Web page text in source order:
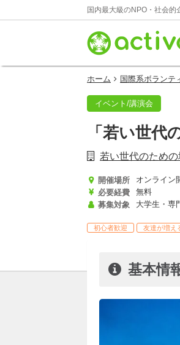
国内最大級のNPO・社会的
ホーム 国際系ボランテ
イベント/講演会
「若い世
若い世代のため
開催場所
オンライン
必要経費
無料
募集対象
大学生・専
初心者歓迎 友達が増え
基本情